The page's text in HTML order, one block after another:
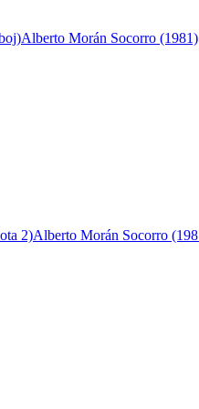
Alberto Morán Socorro (1981)
2)Alberto Morán Socorro